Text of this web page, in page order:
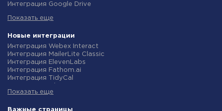
Интеграция Google Drive
Интеграция Gmail
Интеграция Новая Почта
Интеграция Binotel
Интеграция OpenAI (ChatGPT)
Интеграция Prom
Интеграция Приват24
Интеграция OLX
Интеграция TurboSMS
Интеграция SendPulse
Интеграция Stream Telecom
Показать еще
Новые интеграции
Интеграция Webex Interact
Интеграция MailerLite Classic
Интеграция ElevenLabs
Интеграция Fathom.ai
Интеграция TidyCal
Интеграция Gist
Интеграция Straico
Показать еще
Важные страницы